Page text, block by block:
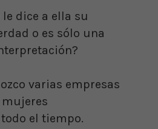
dice a ella su
o es sólo una
varias empresas
el tiempo.